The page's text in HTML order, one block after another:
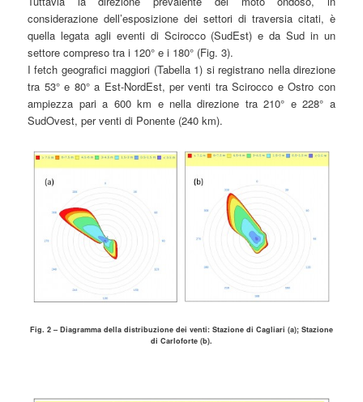
considerazione dell’esposizione dei settori di traversia citati, è
quella legata agli eventi di Scirocco (SudEst) e da Sud in un
settore compreso tra i 120° e i 180° (Fig. 3).
I fetch geografici maggiori (Tabella 1) si registrano nella direzione
tra 53° e 80° a Est-NordEst, per venti tra Scirocco e Ostro con
ampiezza pari a 600 km e nella direzione tra 210° e 228° a
SudOvest, per venti di Ponente (240 km).
Fig. 2 – Diagramma della distribuzione dei venti: Stazione di Cagliari (a); Stazione
di Carloforte (b).